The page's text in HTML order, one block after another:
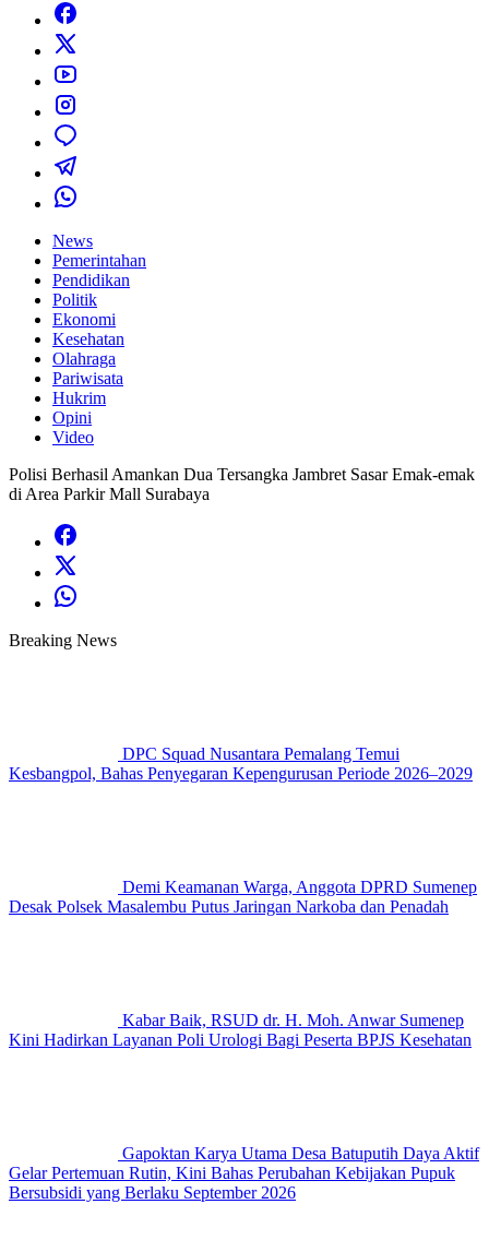
News
Pemerintahan
Pendidikan
Politik
Ekonomi
Kesehatan
Olahraga
Pariwisata
Hukrim
Opini
Video
Polisi Berhasil Amankan Dua Tersangka Jambret Sasar Emak-emak
di Area Parkir Mall Surabaya
Breaking News
DPC Squad Nusantara Pemalang Temui
Kesbangpol, Bahas Penyegaran Kepengurusan Periode 2026–2029
Demi Keamanan Warga, Anggota DPRD Sumenep
Desak Polsek Masalembu Putus Jaringan Narkoba dan Penadah
Kabar Baik, RSUD dr. H. Moh. Anwar Sumenep
Kini Hadirkan Layanan Poli Urologi Bagi Peserta BPJS Kesehatan
Gapoktan Karya Utama Desa Batuputih Daya Aktif
Gelar Pertemuan Rutin, Kini Bahas Perubahan Kebijakan Pupuk
Bersubsidi yang Berlaku September 2026